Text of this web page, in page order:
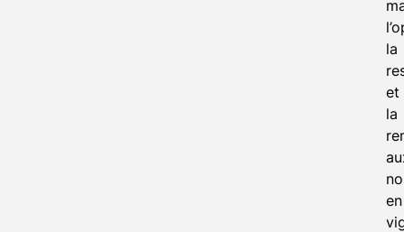
la
et
la
en